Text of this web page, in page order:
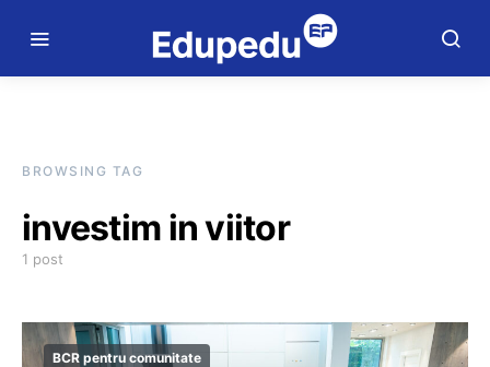
BROWSING TAG
investim in viitor
1 post
BCR pentru comunitate